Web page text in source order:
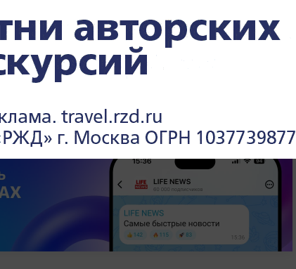
отметив, что этим вопросом должны
дипломатия и геополитика —
на Life.ru